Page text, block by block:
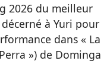
2026 du meilleur
à Yuri pour
dans « La
») de Dominga